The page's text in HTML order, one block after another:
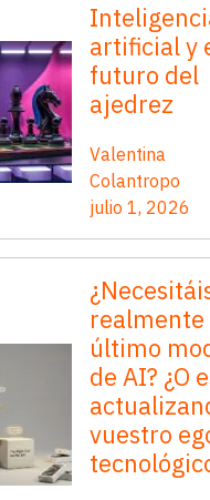
artificial y
futuro del
ajedrez
Valentina
Colantropo
julio 1, 2026
realmente
último
de AI? ¿O
vuestro